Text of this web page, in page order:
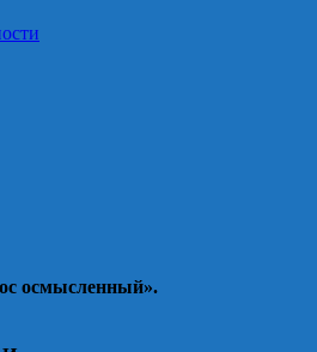
осмысленный».